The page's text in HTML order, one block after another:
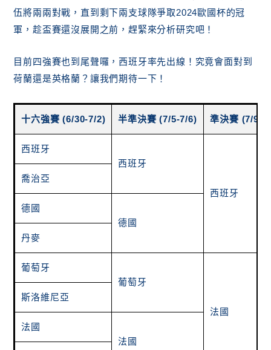
伍將兩兩對戰，直到剩下兩支球隊爭取2024歐國杯的冠
軍，趁盃賽還沒展開之前，趕緊來分析研究吧！
目前四強賽也到尾聲囉，西班牙率先出線！究竟會面對到
荷蘭還是英格蘭？讓我們期待一下！
十六強賽 (6/30-7/2) 半準決賽 (7/5-7/6) 準決賽 (7/9-
西班牙
西班牙
西班牙
喬治亞
德國
德國
丹麥
葡萄牙
葡萄牙
法國
斯洛維尼亞
法國
法國